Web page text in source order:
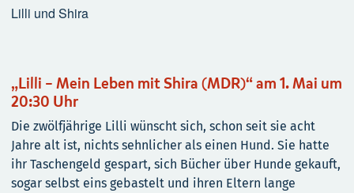
Lilli und Shira
„Lilli – Mein Leben mit Shira (MDR)“ am 1. Mai um
20:30 Uhr
Die zwölfjährige Lilli wünscht sich, schon seit sie acht
Jahre alt ist, nichts sehnlicher als einen Hund. Sie hatte
ihr Taschengeld gespart, sich Bücher über Hunde gekauft,
sogar selbst eins gebastelt und ihren Eltern lange